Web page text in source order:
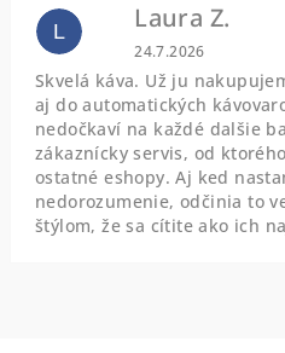
L Laura Z.
Hodnotenie
24.7.2026
Skvelá káva. Už ju
aj do automatických
nedočkaví na každé dalšie
zákaznícky servis, od
ostatné eshopy. Aj ked
nedorozumenie, odčinia to
štýlom, že sa cítite ako ich